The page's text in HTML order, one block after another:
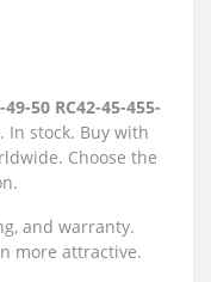
50 RC42-45-455-
stock. Buy with
Choose the
and warranty.
more attractive.